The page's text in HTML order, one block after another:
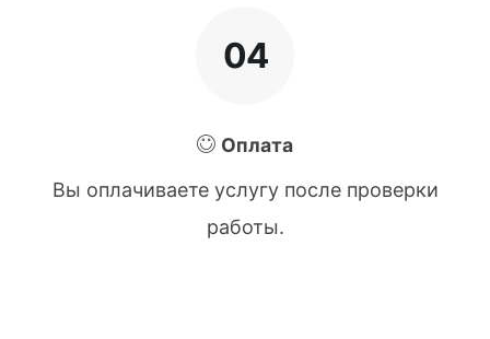
04
Оплата
Вы оплачиваете услугу после проверки
работы.